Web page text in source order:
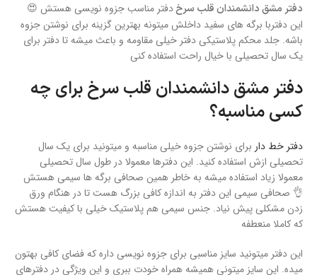
دفتر مشق دانشمندان قلب سرخدفتر مناسب جزوه نویسی هستش 😍
این دفتربا برگه های سفید داخلش میتونه بهترین گزینه برای نوشتن جزوه
باشه. جلد محکم پلاستیکی دفتر خیلی مقاومه و باعث میشه تا دفتر برای
یک سال تحصیلی با خیال راحت استفاده کنی
دفتر مشق دانشمندان قلب سرخ برای چه
کسی مناسبه؟
دفتر خط دار برای نوشتن جزوه خیلی مناسبه و میتونید برای یک سال
تحصیلی ازش استفاده کنید. این دفترها معمولا در طول سال تحصیلی
معمولا زیاد استفاده میشه به خاطر همین صحافی برگه ها سیمی هستش
👌 صحافی سیمی این دفتر به اندازه کافی بزرگ هست تا در هنگام ورق
زدن مشکلی پیش نیاد. جنس سیمی هم پلاستیک خیلی با کیفیت هستش
که کاملا منعطفه
این دفتر میتونید سایز مناسبی برای جزوه نویسی داره که فضای کافی بهتون
میده. این سایز میتونی همیشه همراه خودت ببری و این ویژگی در دفترهای